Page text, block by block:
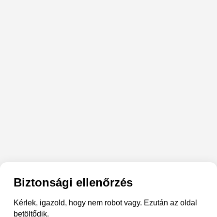
Biztonsági ellenőrzés
Kérlek, igazold, hogy nem robot vagy. Ezután az oldal
betöltődik.